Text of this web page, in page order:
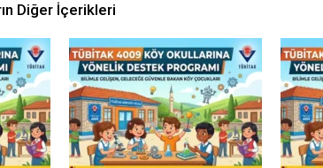
Diğer İçerikleri